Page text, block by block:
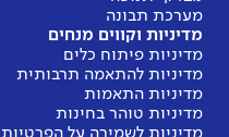
מערכת תבונה
מדיניות וקווים מנחים
מדיניות פיתוח כלים
מדיניות להתאמה תרבותית
מדיניות התאמות
מדיניות טוהר בחינות